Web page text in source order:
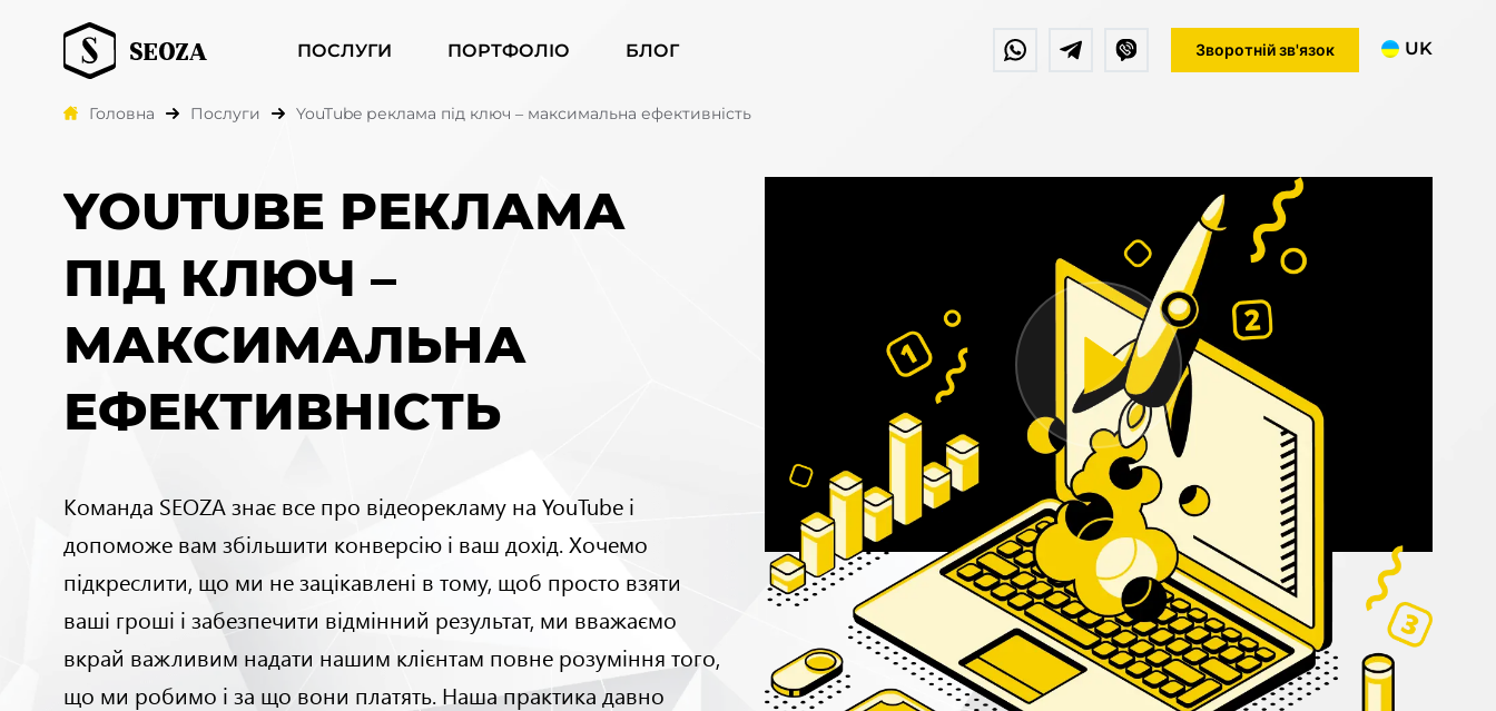
ПОСЛУГИ ПОРТФОЛІО БЛОГ Зворотній зв'язок
UK
Головна Послуги YouTube реклама під ключ – максимальна ефективність
YOUTUBE РЕКЛАМА
ПІД КЛЮЧ –
МАКСИМАЛЬНА
ЕФЕКТИВНІСТЬ
Команда SEOZA знає все про відеорекламу на YouTube і
допоможе вам збільшити конверсію і ваш дохід. Хочемо
підкреслити, що ми не зацікавлені в тому, щоб просто взяти
ваші гроші і забезпечити відмінний результат, ми вважаємо
вкрай важливим надати нашим клієнтам повне розуміння того,
що ми робимо і за що вони платять. Наша практика давно